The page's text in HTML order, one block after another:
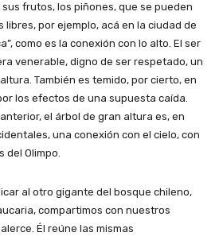
frutos, los piñones, que se pueden
por ejemplo, acá en la ciudad de
como es la conexión con lo alto. El ser
venerable, digno de ser respetado, un
También es temido, por cierto, en
los efectos de una supuesta caída.
el árbol de gran altura es, en
una conexión con el cielo, con
del Olimpo.
al otro gigante del bosque chileno,
compartimos con nuestros
Él reúne las mismas